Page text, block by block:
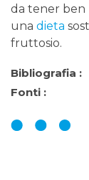
da tener ben
una dieta
fruttosio.
Bibliografia :
Fonti :